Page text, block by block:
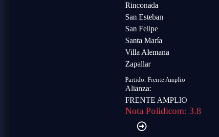
Rinconada
San Esteban
San Felipe
Santa María
Villa Alemana
Zapallar
Partido:Frente Amplio
Alianza:
FRENTE AMPLIO
Nota Polidicom: 3.8